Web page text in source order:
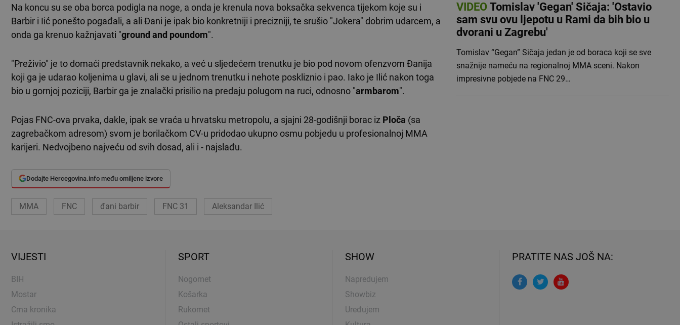
Na koncu su se oba borca podigla na noge, a onda je krenula nova boksačka sekvenca tijekom koje su i
Barbir i Iić ponešto pogađali, a ali Đani je ipak bio konkretniji i precizniji, te srušio "Jokera" dobrim udarcem, a
onda ga krenuo kažnjavati "ground and poundom".
"Preživio" je to domaći predstavnik nekako, a već u sljedećem trenutku je bio pod novom ofenzvom Đanija
koji ga je udarao koljenima u glavi, ali se u jednom trenutku i nehote poskliznio i pao. Iako je Ilić nakon toga
bio u gornjoj poziciji, Barbir ga je znalački prisilio na predaju polugom na ruci, odnosno "armbarom".
Pojas FNC-ova prvaka, dakle, ipak se vraća u hrvatsku metropolu, a sjajni 28-godišnji borac iz Ploča (sa
zagrebačkom adresom) svom je borilačkom CV-u pridodao ukupno osmu pobjedu u profesionalnoj MMA
karijeri. Nedvojbeno najveću od svih dosad, ali i - najslađu.
Dodajte Hercegovina.info među omiljene izvore
MMA FNC đani barbir FNC 31 Aleksandar Ilić
VIDEOTomislav 'Gegan' Sičaja: 'Ostavio
sam svu ovu ljepotu u Rami da bih bio u
dvorani u Zagrebu'
Tomislav “Gegan” Sičaja jedan je od boraca koji se sve
snažnije nameću na regionalnoj MMA sceni. Nakon
impresivne pobjede na FNC 29…
VIJESTI
BIH
Mostar
Crna kronika
SPORT
Nogomet
Košarka
Rukomet
SHOW
Napredujem
Showbiz
Uređujem
PRATITE NAS JOŠ NA: